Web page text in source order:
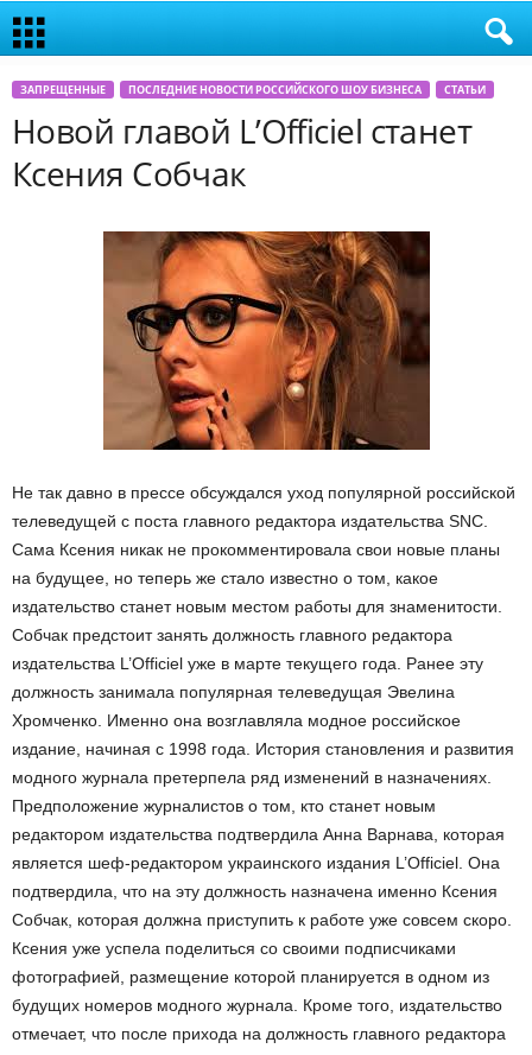
ЗАПРЕЩЕННЫЕ ПОСЛЕДНИЕ НОВОСТИ РОССИЙСКОГО ШОУ БИЗНЕСА СТАТЬИ
Новой главой L’Officiel станет
Ксения Собчак
Не так давно в прессе обсуждался уход популярной российской
телеведущей с поста главного редактора издательства SNC.
Сама Ксения никак не прокомментировала свои новые планы
на будущее, но теперь же стало известно о том, какое
издательство станет новым местом работы для знаменитости.
Собчак предстоит занять должность главного редактора
издательства L’Officiel уже в марте текущего года. Ранее эту
должность занимала популярная телеведущая Эвелина
Хромченко. Именно она возглавляла модное российское
издание, начиная с 1998 года. История становления и развития
модного журнала претерпела ряд изменений в назначениях.
Предположение журналистов о том, кто станет новым
редактором издательства подтвердила Анна Варнава, которая
является шеф-редактором украинского издания L’Officiel. Она
подтвердила, что на эту должность назначена именно Ксения
Собчак, которая должна приступить к работе уже совсем скоро.
Ксения уже успела поделиться со своими подписчиками
фотографией, размещение которой планируется в одном из
будущих номеров модного журнала. Кроме того, издательство
отмечает, что после прихода на должность главного редактора